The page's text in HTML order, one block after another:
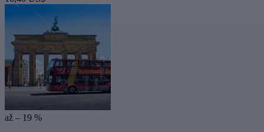
až – 19 %